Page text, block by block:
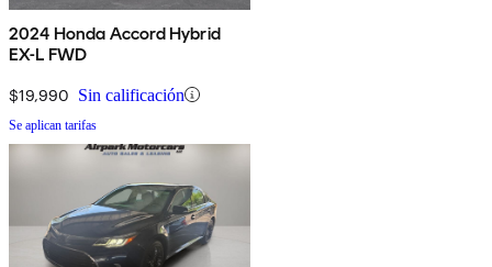
2024 Honda Accord Hybrid
EX-L FWD
$19,990 Sin calificación
Se aplican tarifas